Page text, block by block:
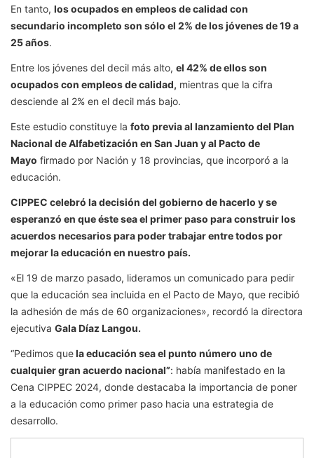
En tanto, los ocupados en empleos de calidad con
secundario incompleto son sólo el 2% de los jóvenes de 19 a
25 años.
Entre los jóvenes del decil más alto, el 42% de ellos son
ocupados con empleos de calidad, mientras que la cifra
desciende al 2% en el decil más bajo.
Este estudio constituye la foto previa al lanzamiento del Plan
Nacional de Alfabetización en San Juan y al Pacto de
Mayo firmado por Nación y 18 provincias, que incorporó a la
educación.
CIPPEC celebró la decisión del gobierno de hacerlo y se
esperanzó en que éste sea el primer paso para construir los
acuerdos necesarios para poder trabajar entre todos por
mejorar la educación en nuestro país.
«El 19 de marzo pasado, lideramos un comunicado para pedir
que la educación sea incluida en el Pacto de Mayo, que recibió
la adhesión de más de 60 organizaciones», recordó la directora
ejecutiva Gala Díaz Langou.
“Pedimos quela educación sea el punto número uno de
cualquier gran acuerdo nacional”: había manifestado en la
Cena CIPPEC 2024, donde destacaba la importancia de poner
a la educación como primer paso hacia una estrategia de
desarrollo.